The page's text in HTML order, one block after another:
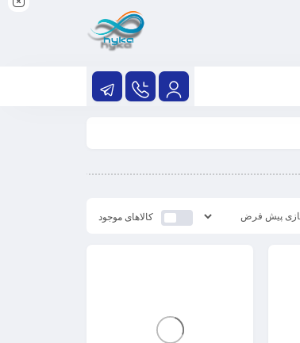
کالاهای موجود